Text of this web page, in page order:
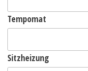
Tempomat
Sitzheizung